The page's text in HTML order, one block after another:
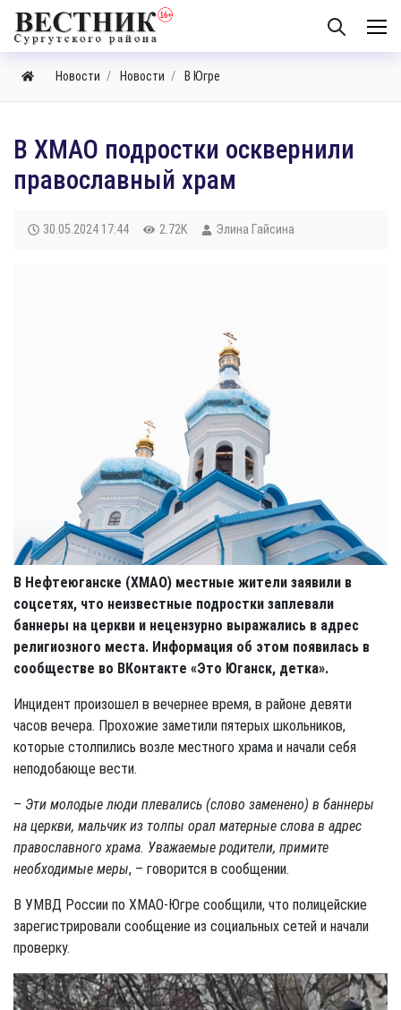
Новости Новости В Югре
В ХМАО подростки осквернили
православный храм
30.05.2024 17:44 2.72K Элина Гайсина
В Нефтеюганске (ХМАО) местные жители заявили в
соцсетях, что неизвестные подростки заплевали
баннеры на церкви и нецензурно выражались в адрес
религиозного места. Информация об этом появилась в
сообществе во ВКонтакте «Это Юганск, детка».
Инцидент произошел в вечернее время, в районе девяти
часов вечера. Прохожие заметили пятерых школьников,
которые столпились возле местного храма и начали себя
неподобающе вести.
– Эти молодые люди плевались (слово заменено) в баннеры
на церкви, мальчик из толпы орал матерные слова в адрес
православного храма. Уважаемые родители, примите
необходимые меры, – говорится в сообщении.
В УМВД России по ХМАО-Югре сообщили, что полицейские
зарегистрировали сообщение из социальных сетей и начали
проверку.